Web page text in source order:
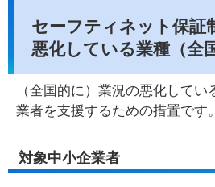
セーフティネット保証
悪化している業種（全
（全国的に）業況の悪化して
業者を支援するための措置です。
対象中小企業者